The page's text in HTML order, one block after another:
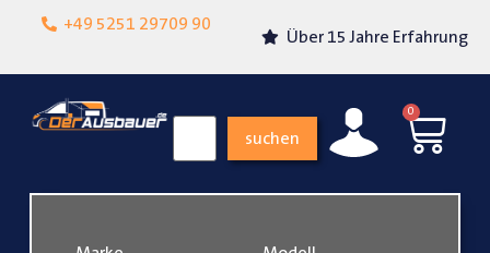
+49 5251 29709 90
Lokalgeschäft in
Über 15 Jahre Erfahrung
suchen
0